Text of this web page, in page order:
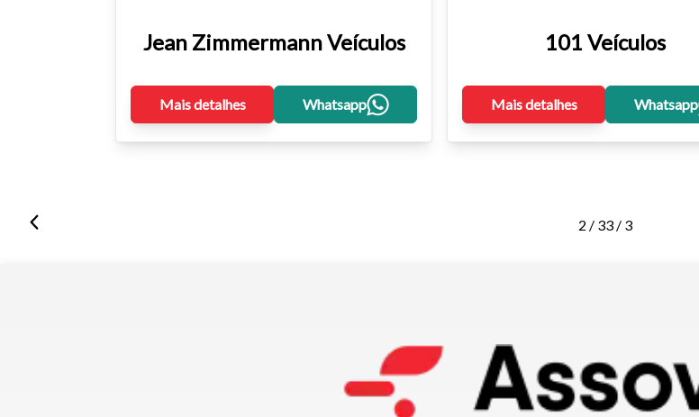
Jean Zimmermann Veículos
Mais detalhes Whatsapp
101 Veículos
Mais detalhes Whatsapp
2 / 33 / 3